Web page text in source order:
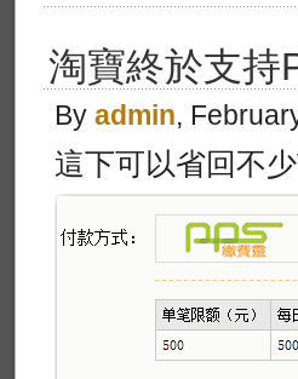
淘寶終於支持
By admin,
這下可以省回不少